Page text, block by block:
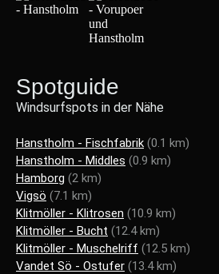
Spotguide
Windsurfspots in der Nähe
Hanstholm - Fischfabrik (0.1 km)
Hanstholm - Middles (0.9 km)
Hamborg (2 km)
Vigsö (7.1 km)
Klitmöller - Klitrosen (10.9 km)
Klitmöller - Bucht (12.4 km)
Klitmöller - Muschelriff (12.5 km)
Vandet Sö - Ostufer (13.4 km)